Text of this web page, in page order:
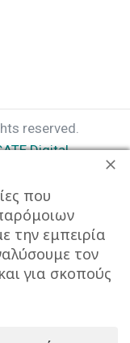
reserved.
Digital
που
την εμπειρία
τον
για σκοπούς